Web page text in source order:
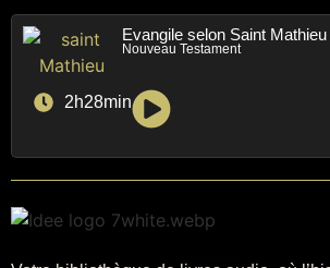
Evangile selon Saint Mathieu
Nouveau Testament
2h28min